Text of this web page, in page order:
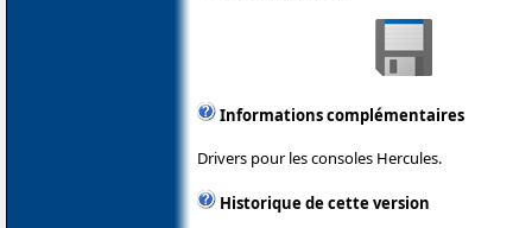
Informations complémentaires
Drivers pour les consoles Hercules.
Historique de cette version